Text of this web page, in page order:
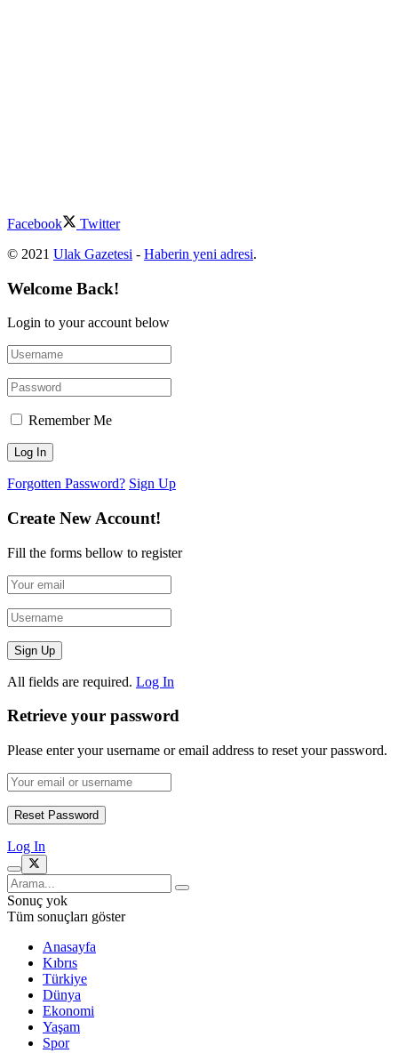
Facebook
Twitter
© 2021 Ulak Gazetesi - Haberin yeni adresi.
Welcome Back!
Login to your account below
Remember Me
Forgotten Password? Sign Up
Create New Account!
Fill the forms bellow to register
All fields are required. Log In
Retrieve your password
Please enter your username or email address to reset your password.
Log In
Sonuç yok
Tüm sonuçları göster
Anasayfa
Kıbrıs
Türkiye
Dünya
Ekonomi
Yaşam
Spor